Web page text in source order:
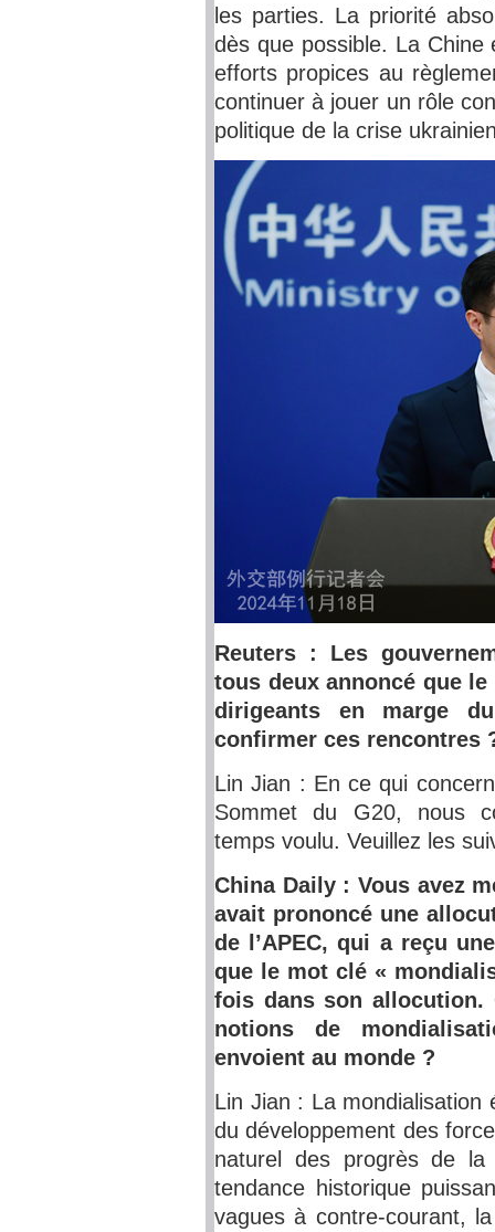
les parties. La priorité
dès que possible. La
efforts propices au
continuer à jouer un rôle
politique de la crise
Reuters : Les
tous deux annoncé que
dirigeants en marge
confirmer ces rencontres
Lin Jian : En ce qui
Sommet du G20, nous
temps voulu. Veuillez les
China Daily : Vous avez
avait prononcé une
de l’APEC, qui a reçu
que le mot clé «
fois dans son allocution.
notions de
envoient au monde ?
Lin Jian : La mondialisation
du développement des
naturel des progrès de
tendance historique
vagues à contre-courant,